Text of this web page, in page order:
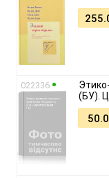
022336
(БУ).